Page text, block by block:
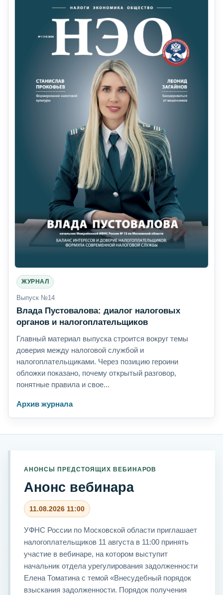
ЖУРНАЛ
Выпуск №14
Влада Пустовалова: диалог налоговых
органов и налогоплательщиков
Главный материал выпуска строится вокруг темы
доверия между налоговой службой и
налогоплательщиками. Через позицию героини
обложки показано, почему открытый разговор,
понятные правила и свое...
Архив журнала
АНОНСЫ ПРЕДСТОЯЩИХ ВЕБИНАРОВ
Анонс вебинара
11.08.2026 11:00
УФНС России по Московской области приглашает
налогоплательщиков 11 августа в 11:00 принять
участие в вебинаре, на котором выступит
начальник отдела урегулирования задолженности
Елена Томатина с темой «Внесудебный порядок
взыскания задолженности. Порядок получения